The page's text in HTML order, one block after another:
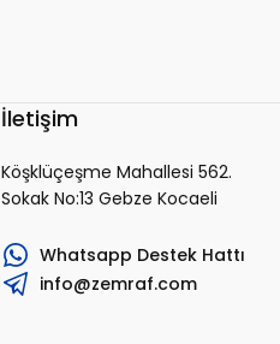
İletişim
Köşklüçeşme Mahallesi 562.
Sokak No:13 Gebze Kocaeli
Whatsapp Destek Hattı
info@zemraf.com